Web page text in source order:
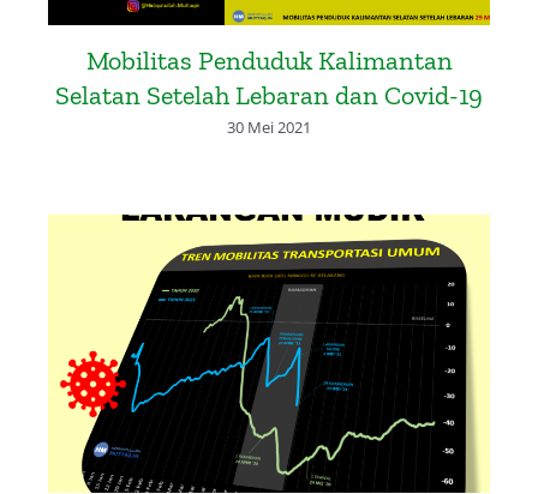
Mobilitas Penduduk Kalimantan
Selatan Setelah Lebaran dan Covid-19
30 Mei 2021